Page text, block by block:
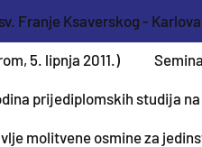
Franje Ksaverskog -
5. lipnja 2011.)
prijediplomskih studija na
molitvene osmine za